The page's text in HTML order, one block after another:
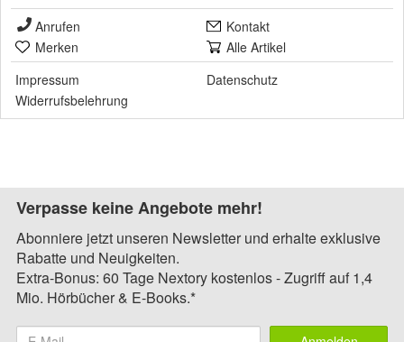
Anrufen
Kontakt
Merken
Alle Artikel
Impressum
Datenschutz
Widerrufsbelehrung
Verpasse keine Angebote mehr!
Abonniere jetzt unseren Newsletter und erhalte exklusive
Rabatte und Neuigkeiten.
Extra-Bonus: 60 Tage Nextory kostenlos - Zugriff auf 1,4
Mio. Hörbücher & E-Books.*